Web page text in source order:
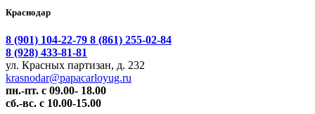
Краснодар
8 (901) 104-22-79 8 (861) 255-02-84
8 (928) 433-81-81
ул. Красных партизан, д. 232
krasnodar@papacarloyug.ru
пн.-пт. с 09.00- 18.00
сб.-вс. с 10.00-15.00